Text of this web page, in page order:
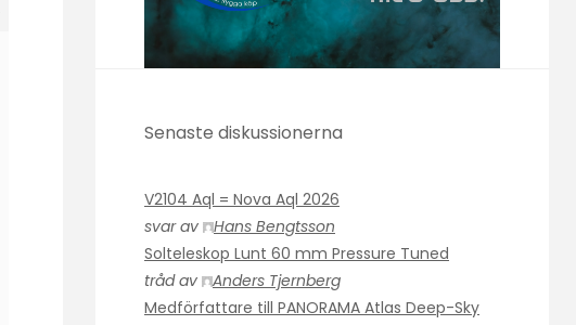
Senaste diskussionerna
V2104 Aql = Nova Aql 2026
svar av
Hans Bengtsson
Solteleskop Lunt 60 mm Pressure Tuned
tråd av
Anders Tjernberg
Medförfattare till PANORAMA Atlas Deep-Sky